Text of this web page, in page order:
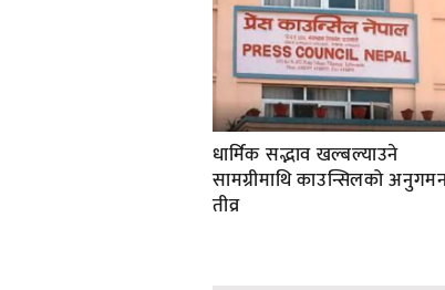
धार्मिक सद्भाव खल्बल्याउने
सामग्रीमाथि काउन्सिलको
तीव्र